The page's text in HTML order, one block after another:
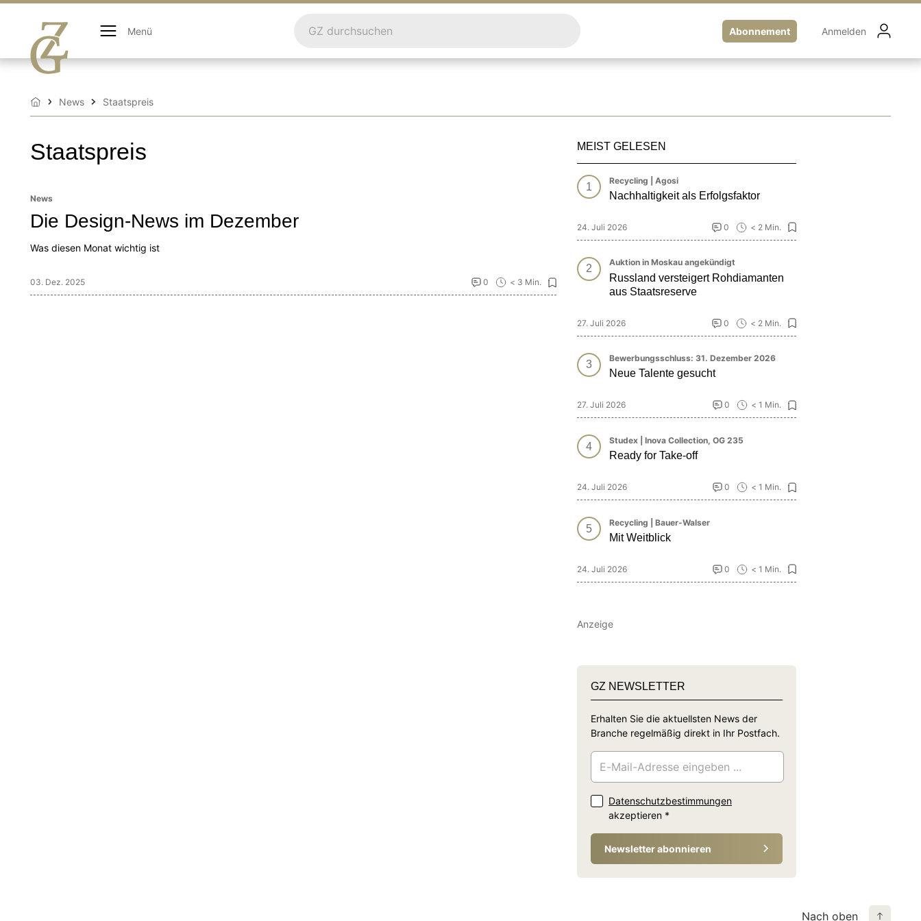
Zum
springen
Menü Abonnement Anmelden
Startseite
News Staatspreis
Staatspreis
News
Die Design-News im Dezember
Was diesen Monat wichtig ist
03. Dez. 2025 0 < 3 Min.
MEIST GELESEN
Recycling | Agosi
Nachhaltigkeit als Erfolgsfaktor
24. Juli 2026 0 < 2 Min.
Auktion in Moskau angekündigt
Russland versteigert Rohdiamanten
aus Staatsreserve
27. Juli 2026 0 < 2 Min.
Bewerbungsschluss: 31. Dezember 2026
Neue Talente gesucht
27. Juli 2026 0 < 1 Min.
Studex | Inova Collection, OG 235
Ready for Take-off
24. Juli 2026 0 < 1 Min.
Recycling | Bauer-Walser
Mit Weitblick
24. Juli 2026 0 < 1 Min.
Anzeige
GZ NEWSLETTER
Erhalten Sie die aktuellsten News der
Branche regelmäßig direkt in Ihr Postfach.
Datenschutzbestimmungen
akzeptieren *
Newsletter abonnieren
Nach oben